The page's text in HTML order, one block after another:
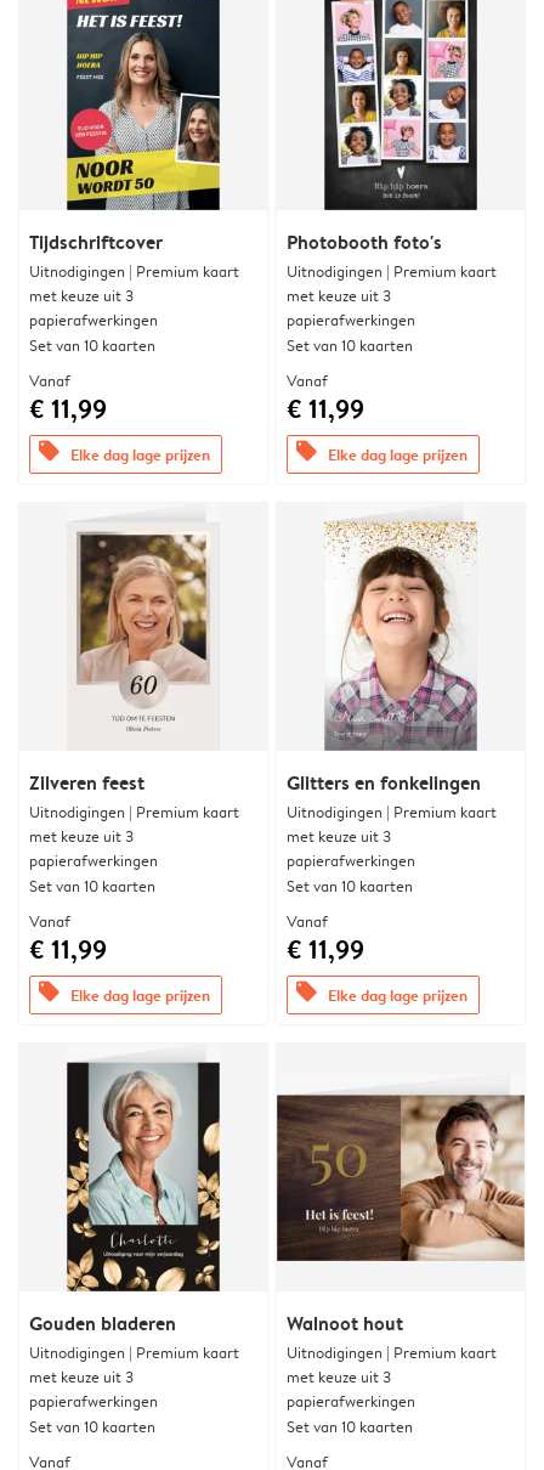
Tijdschriftcover
Uitnodigingen | Premium kaart
met keuze uit 3
papierafwerkingen
Set van 10 kaarten
Vanaf
€ 11,99
offers Elke dag lage prijzen
Photobooth foto's
Uitnodigingen | Premium kaart
met keuze uit 3
papierafwerkingen
Set van 10 kaarten
Vanaf
€ 11,99
offers Elke dag lage prijzen
Zilveren feest
Uitnodigingen | Premium kaart
met keuze uit 3
papierafwerkingen
Set van 10 kaarten
Vanaf
€ 11,99
offers Elke dag lage prijzen
Glitters en fonkelingen
Uitnodigingen | Premium kaart
met keuze uit 3
papierafwerkingen
Set van 10 kaarten
Vanaf
€ 11,99
offers Elke dag lage prijzen
Gouden bladeren
Uitnodigingen | Premium kaart
met keuze uit 3
papierafwerkingen
Set van 10 kaarten
Vanaf
Walnoot hout
Uitnodigingen | Premium kaart
met keuze uit 3
papierafwerkingen
Set van 10 kaarten
Vanaf